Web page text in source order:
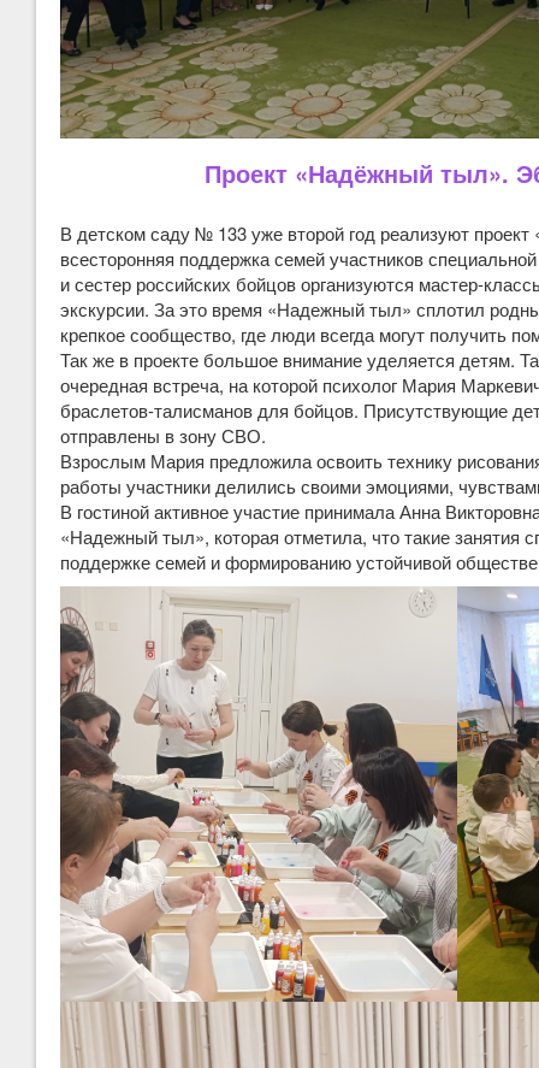
Проект «Надёжный тыл».
В детском саду № 133 уже второй год реализуют
всесторонняя поддержка семей участников
и сестер российских бойцов организуются мастер-
экскурсии. За это время «Надежный тыл» сплотил
крепкое сообщество, где люди всегда могут получить
Так же в проекте большое внимание уделяется детям.
очередная встреча, на которой психолог Мария
браслетов-талисманов для бойцов. Присутствующие
отправлены в зону СВО.
Взрослым Мария предложила освоить технику
работы участники делились своими эмоциями,
В гостиной активное участие принимала Анна
«Надежный тыл», которая отметила, что такие занятия
поддержке семей и формированию устойчивой